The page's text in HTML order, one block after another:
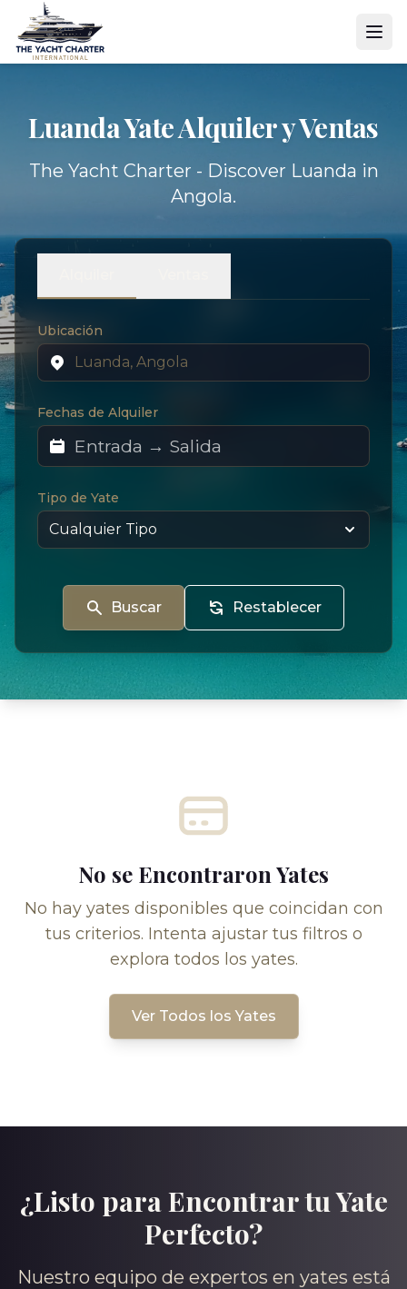
Luanda YateAlquiler y Ventas
The Yacht Charter - Discover Luanda in
Angola.
Ubicación
Fechas de Alquiler
Tipo de Yate
Buscar Restablecer
No se Encontraron Yates
No hay yates disponibles que coincidan con
tus criterios. Intenta ajustar tus filtros o
explora todos los yates.
Ver Todos los Yates
¿Listo para Encontrar tu Yate
Perfecto?
Nuestro equipo de expertos en yates está